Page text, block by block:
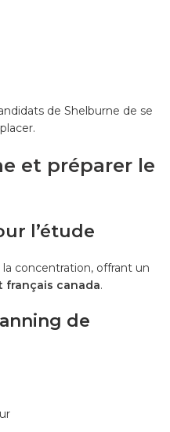
de Shelburne de se
et préparer le
l’étude
concentration, offrant un
français canada.
de